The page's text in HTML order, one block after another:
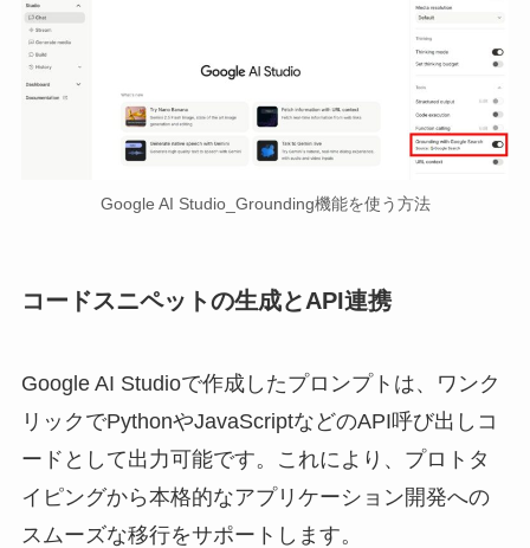
Google AI Studio_Grounding機能を使う方法
コードスニペットの生成とAPI連携
Google AI Studioで作成したプロンプトは、ワンク
リックでPythonやJavaScriptなどのAPI呼び出しコ
ードとして出力可能です。これにより、プロトタ
イピングから本格的なアプリケーション開発への
スムーズな移行をサポートします。